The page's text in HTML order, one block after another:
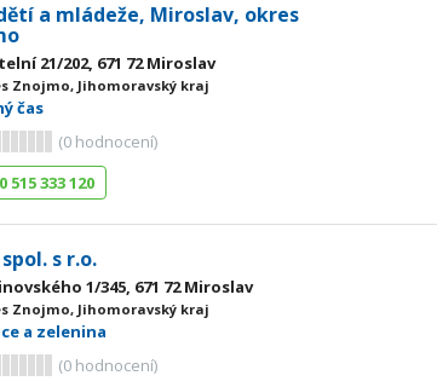
a mládeže, Miroslav, okres
21/202, 671 72 Miroslav
Znojmo, Jihomoravský kraj
čas
(0 hodnocení)
515 333 120
spol. s r.o.
1/345, 671 72 Miroslav
Znojmo, Jihomoravský kraj
a zelenina
(0 hodnocení)